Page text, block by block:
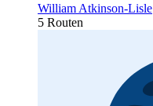
William Atkinson-Lisle
5 Routen